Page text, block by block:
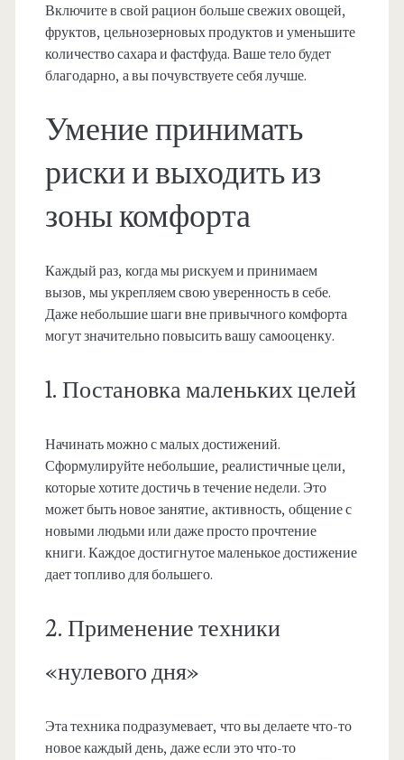
Включите в свой рацион больше свежих овощей,
фруктов, цельнозерновых продуктов и уменьшите
количество сахара и фастфуда. Ваше тело будет
благодарно, а вы почувствуете себя лучше.
Умение принимать
риски и выходить из
зоны комфорта
Каждый раз, когда мы рискуем и принимаем
вызов, мы укрепляем свою уверенность в себе.
Даже небольшие шаги вне привычного комфорта
могут значительно повысить вашу самооценку.
1. Постановка маленьких целей
Начинать можно с малых достижений.
Сформулируйте небольшие, реалистичные цели,
которые хотите достичь в течение недели. Это
может быть новое занятие, активность, общение с
новыми людьми или даже просто прочтение
книги. Каждое достигнутое маленькое достижение
дает топливо для большего.
2. Применение техники
«нулевого дня»
Эта техника подразумевает, что вы делаете что-то
новое каждый день, даже если это что-то